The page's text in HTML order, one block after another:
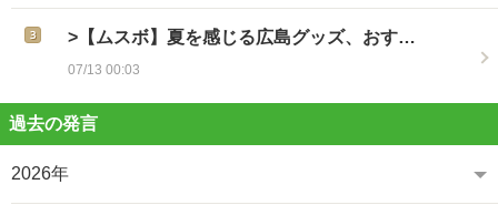
>【ムスボ】夏を感じる広島グッズ、おす…
07/13 00:03
過去の発言
2026年